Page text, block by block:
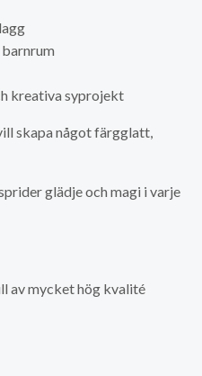
kreativa syprojekt
skapa något färgglatt,
glädje och magi i varje
av mycket hög kvalité